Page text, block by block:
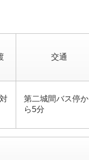
交通
第二城間バス停か
ら5分